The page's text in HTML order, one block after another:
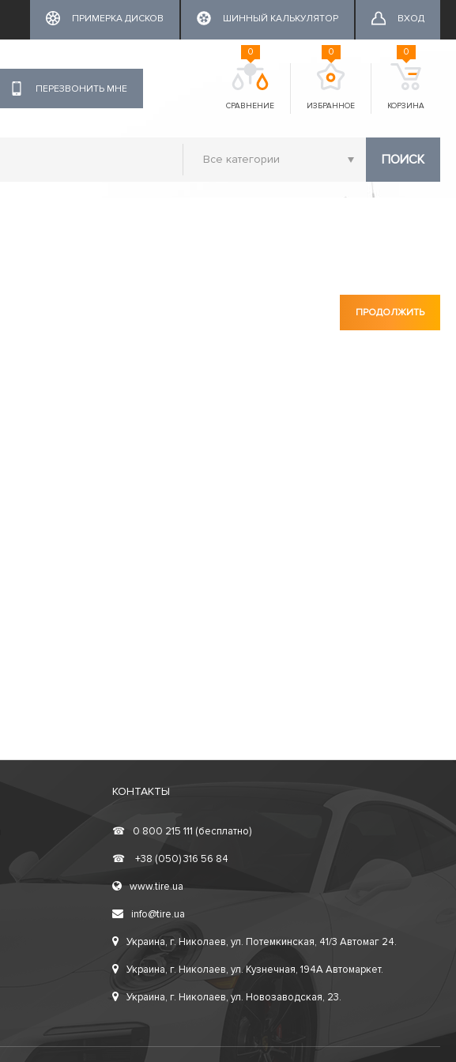
ПРИМЕРКА ДИСКОВ ШИННЫЙ КАЛЬКУЛЯТОР ВХОД
ПЕРЕЗВОНИТЬ МНЕ
СРАВНЕНИЕ
0
ИЗБРАННОЕ
0
КОРЗИНА
0
ПОИСК
ПРОДОЛЖИТЬ
КОНТАКТЫ
☎ 0 800 215 111 (бесплатно)
☎ +38 (050) 316 56 84
www.tire.ua
info@tire.ua
Украина, г. Николаев, ул. Потемкинская, 41/3 Автомаг 24.
Украина, г. Николаев, ул. Кузнечная, 194А Автомаркет.
Украина, г. Николаев, ул. Новозаводская, 23.